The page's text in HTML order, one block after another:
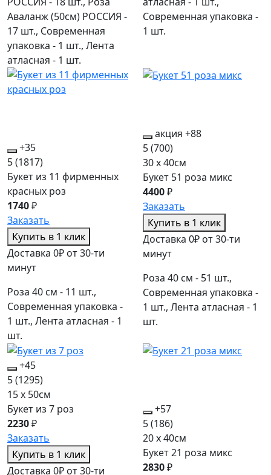
Аваланж (50см) РОССИЯ -
17 шт., Современная
упаковка - 1 шт., Лента
атласная - 1 шт.
Современная упаковка -
1 шт.
+35
5(1817)
Букет из 11 фирменных
красных роз
1740₽
Заказать
Купить в 1 клик
Доставка 0₽ от 30-ти
минут
Роза 40 см - 11 шт.,
Современная упаковка -
1 шт., Лента атласная - 1
шт.
акция +88
5(700)
30 x 40см
Букет 51 роза микс
4400₽
Заказать
Купить в 1 клик
Доставка 0₽ от 30-ти
минут
Роза 40 см - 51 шт.,
Современная упаковка -
1 шт., Лента атласная - 1
шт.
+45
5(1295)
15 x 50см
Букет из 7 роз
2230₽
Заказать
Купить в 1 клик
Доставка 0₽ от 30-ти
+57
5(186)
20 x 40см
Букет 21 роза микс
2830₽